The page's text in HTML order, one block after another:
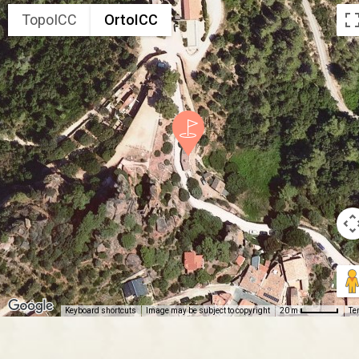
TopoICC OrtoICC
Keyboard shortcuts Image may be subject to copyright 20 m